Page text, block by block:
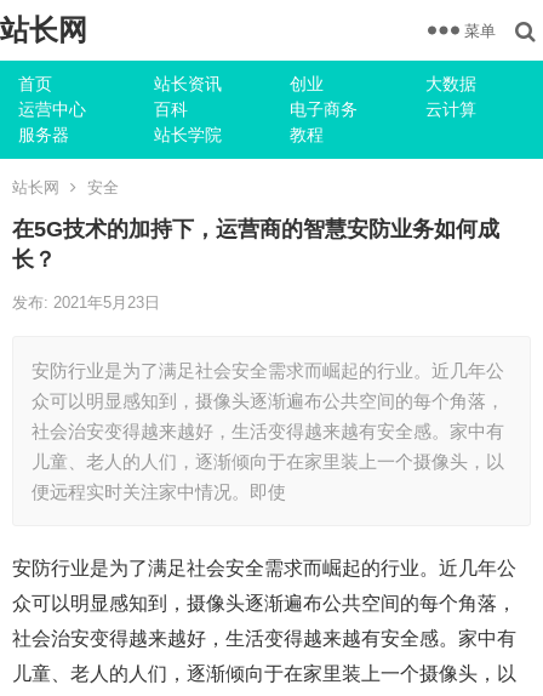
站长网
首页 站长资讯 创业
大数据
运营中心
百科 电子商务
云计算
服务器
站长学院 教程
菜单
站长网 安全
在5G技术的加持下，运营商的智慧安防业务如何成
长？
发布: 2021年5月23日
安防行业是为了满足社会安全需求而崛起的行业。近几年公
众可以明显感知到，摄像头逐渐遍布公共空间的每个角落，
社会治安变得越来越好，生活变得越来越有安全感。家中有
儿童、老人的人们，逐渐倾向于在家里装上一个摄像头，以
便远程实时关注家中情况。即使
安防行业是为了满足社会安全需求而崛起的行业。近几年公
众可以明显感知到，摄像头逐渐遍布公共空间的每个角落，
社会治安变得越来越好，生活变得越来越有安全感。家中有
儿童、老人的人们，逐渐倾向于在家里装上一个摄像头，以